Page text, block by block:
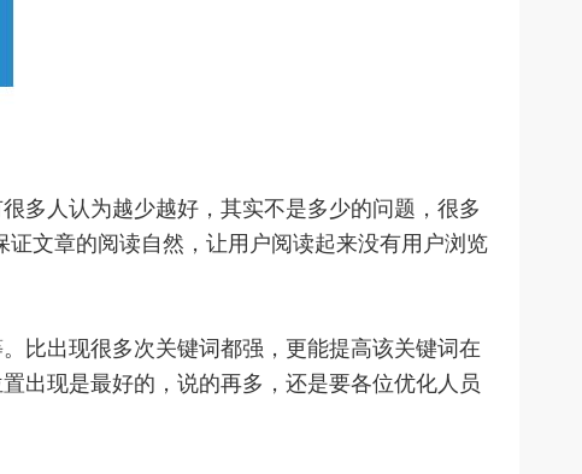
人认为越少越好，其实不是多少的问题，很多
文章的阅读自然，让用户阅读起来没有用户浏览
出现很多次关键词都强，更能提高该关键词在
出现是最好的，说的再多，还是要各位优化人员